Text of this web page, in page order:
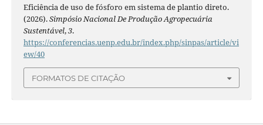
Eficiência de uso de fósforo em sistema de plantio direto.
(2026).Simpósio Nacional De Produção Agropecuária
Sustentável,3.
https://conferencias.uenp.edu.br/index.php/sinpas/article/vi
ew/40
FORMATOS DE CITAÇÃO